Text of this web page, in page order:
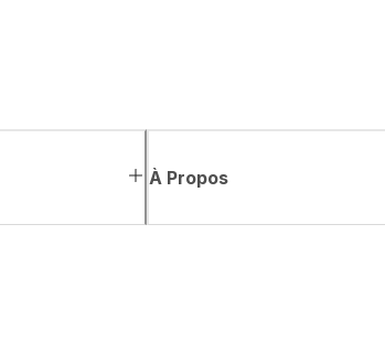
À Propos